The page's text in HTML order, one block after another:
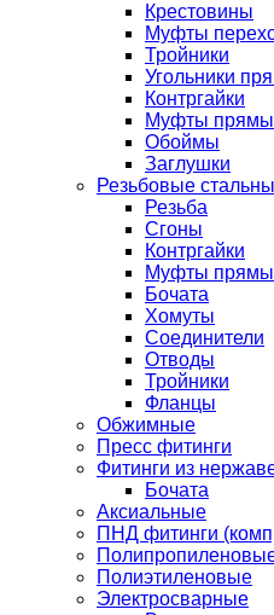
Крестовины
Муфты
Тройники
Угольники
Контргайки
Муфты
Обоймы
Заглушки
Резьбовые
Резьба
Сгоны
Контргайки
Муфты
Бочата
Хомуты
Соединители
Отводы
Тройники
Фланцы
Обжимные
Пресс фитинги
Фитинги из
Бочата
Аксиальные
ПНД фитинги
Полиэтиленовые
Электросварные